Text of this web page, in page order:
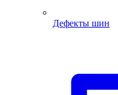
Дефекты шин